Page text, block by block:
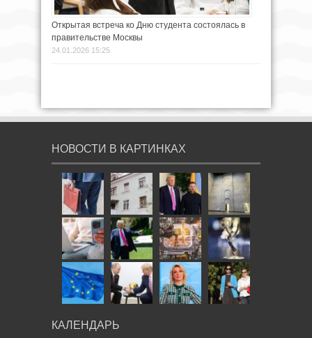
Открытая встреча ко Дню студента состоялась в
правительстве Москвы
24.01.2026 15:25
НОВОСТИ В КАРТИНКАХ
КАЛЕНДАРЬ